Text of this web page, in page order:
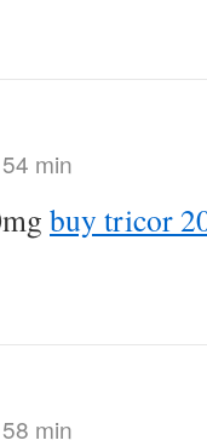
min
buy tricor
min